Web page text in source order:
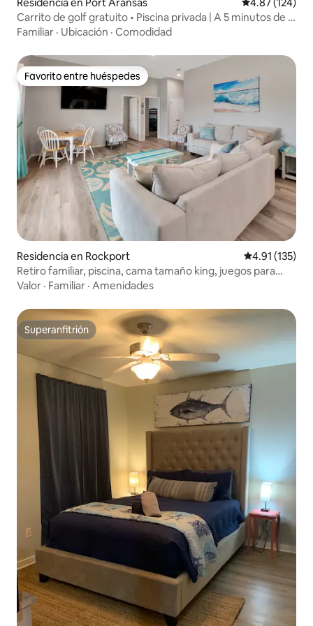
Carrito de golf gratuito • Piscina privada | A 5 minutos de la
playa
Familiar · Ubicación · Comodidad
Favorito entre huéspedes
Favorito entre huéspedes
Residencia en Rockport Calificación
4.91 (135)
Retiro familiar, piscina, cama tamaño king, juegos para
niños
Valor · Familiar · Amenidades
Superanfitrión
Superanfitrión